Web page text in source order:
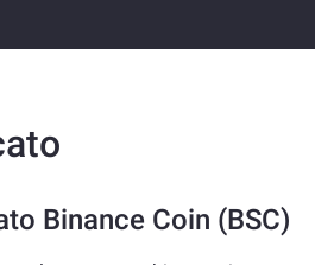
Binance Coin (BSC)